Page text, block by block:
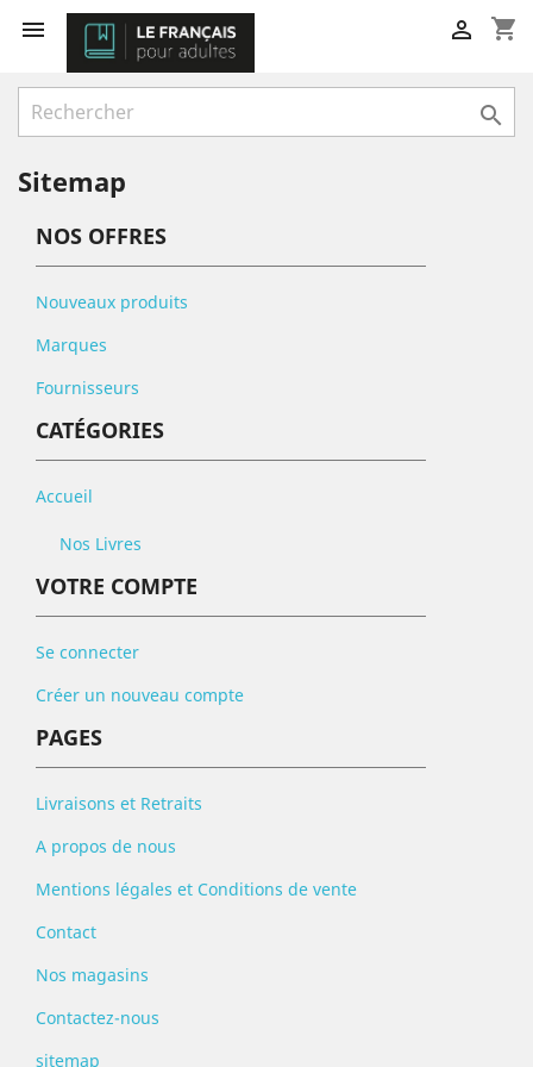
 shopping_cart


Sitemap
NOS OFFRES
Nouveaux produits
Marques
Fournisseurs
CATÉGORIES
Accueil
Nos Livres
VOTRE COMPTE
Se connecter
Créer un nouveau compte
PAGES
Livraisons et Retraits
A propos de nous
Mentions légales et Conditions de vente
Contact
Nos magasins
Contactez-nous
sitemap